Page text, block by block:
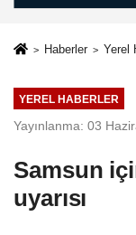
sürdürdü
Haberler Yerel
YEREL HABERLER
Yayınlanma: 03
Samsun
uyarısı